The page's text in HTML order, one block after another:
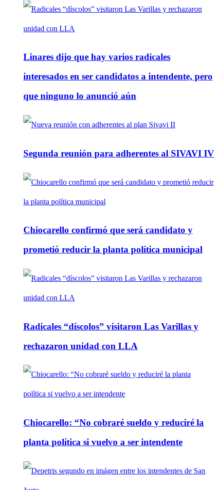
Linares dijo que hay varios radicales
interesados en ser candidatos a intendente, pero
que ninguno lo anunció aún
Segunda reunión para adherentes al SIVAVI IV
Chiocarello confirmó que será candidato y
prometió reducir la planta política municipal
Radicales “díscolos” visitaron Las Varillas y
rechazaron unidad con LLA
Chiocarello: “No cobraré sueldo y reduciré la
planta política si vuelvo a ser intendente